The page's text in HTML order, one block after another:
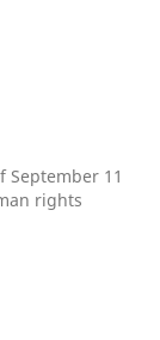
11
rights